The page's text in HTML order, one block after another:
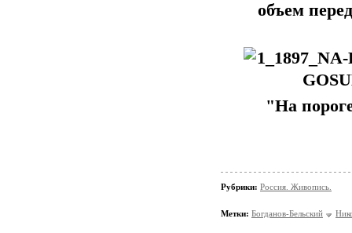
объем
"На
Рубрики: Россия. Живопись.
Метки: Богданов-Бельский